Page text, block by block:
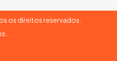
os direitos reservados.